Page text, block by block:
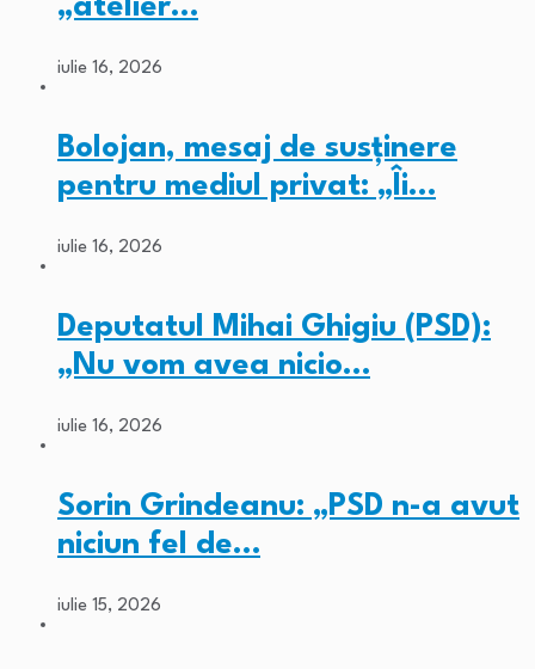
„atelier…
iulie 16, 2026
Bolojan, mesaj de susținere
pentru mediul privat: „Îi…
iulie 16, 2026
Deputatul Mihai Ghigiu (PSD):
„Nu vom avea nicio…
iulie 16, 2026
Sorin Grindeanu: „PSD n-a avut
niciun fel de…
iulie 15, 2026